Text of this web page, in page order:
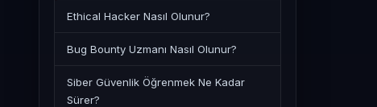
Ethical Hacker Nasıl Olunur?
Bug Bounty Uzmanı Nasıl Olunur?
Siber Güvenlik Öğrenmek Ne Kadar
Sürer?